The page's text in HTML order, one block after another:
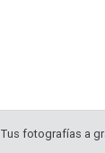
fotografías a